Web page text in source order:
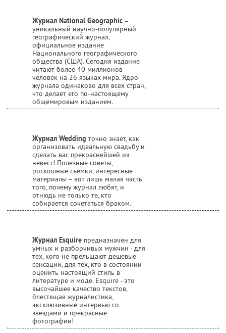
Журнал National Geographic –
уникальный научно-популярный
географический журнал,
официальное издание
Национального географического
общества (США). Сегодня издание
читают более 40 миллионов
человек на 26 языках мира. Ядро
журнала одинаково для всех стран,
что делает его по-настоящему
общемировым изданием.
Журнал Wedding точно знает, как
организовать идеальную свадьбу и
сделать вас прекраснейшей из
невест! Полезные советы,
роскошные съемки, интересные
материалы – вот лишь малая часть
того, почему журнал любят, и
отнюдь не только те, кто
собирается сочетаться браком.
Журнал Esquire предназначен для
умных и разборчивых мужчин - для
тех, кого не прельщают дешевые
сенсации, для тех, кто в состоянии
оценить настоящий стиль в
литературе и моде. Esquire - это
высочайшее качество текстов,
блестящая журналистика,
эксклюзивные интервью со
звездами и прекрасные
фотографии!